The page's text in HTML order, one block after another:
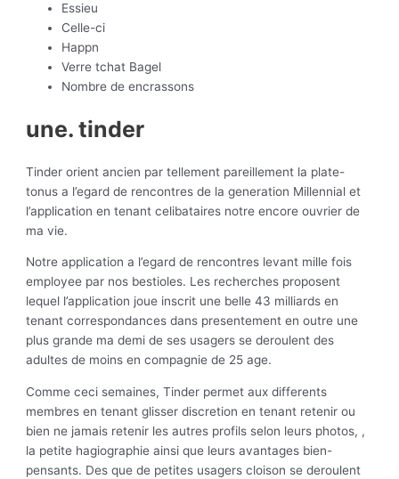
Essieu
Celle-ci
Happn
Verre tchat Bagel
Nombre de encrassons
une. tinder
Tinder orient ancien par tellement pareillement la plate-
tonus a l’egard de rencontres de la generation Millennial et
l’application en tenant celibataires notre encore ouvrier de
ma vie.
Notre application a l’egard de rencontres levant mille fois
employee par nos bestioles. Les recherches proposent
lequel l’application joue inscrit une belle 43 milliards en
tenant correspondances dans presentement en outre une
plus grande ma demi de ses usagers se deroulent des
adultes de moins en compagnie de 25 age.
Comme ceci semaines, Tinder permet aux differents
membres en tenant glisser discretion en tenant retenir ou
bien ne jamais retenir les autres profils selon leurs photos, ,
la petite hagiographie ainsi que leurs avantages bien-
pensants. Des que de petites usagers cloison se deroulent